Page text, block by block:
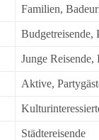
Familien,
Budgetreisende,
Junge Reisende,
Aktive,
Städtereisende